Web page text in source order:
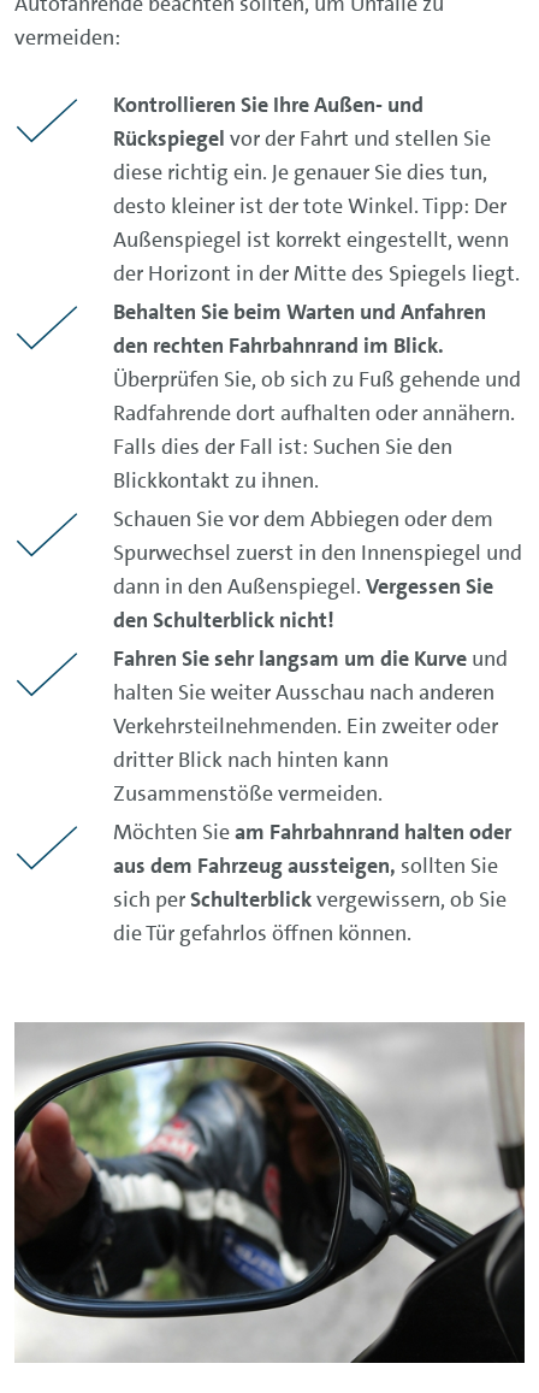
vermeiden:
Kontrollieren Sie Ihre Außen- und
Rückspiegel vor der Fahrt und stellen Sie
diese richtig ein. Je genauer Sie dies tun,
desto kleiner ist der tote Winkel. Tipp: Der
Außenspiegel ist korrekt eingestellt, wenn
der Horizont in der Mitte des Spiegels liegt.
Behalten Sie beim Warten und Anfahren
den rechten Fahrbahnrand im Blick.
Überprüfen Sie, ob sich zu Fuß gehende und
Radfahrende dort aufhalten oder annähern.
Falls dies der Fall ist: Suchen Sie den
Blickkontakt zu ihnen.
Schauen Sie vor dem Abbiegen oder dem
Spurwechsel zuerst in den Innenspiegel und
dann in den Außenspiegel. Vergessen Sie
den Schulterblick nicht!
Fahren Sie sehr langsam um die Kurve und
halten Sie weiter Ausschau nach anderen
Verkehrsteilnehmenden. Ein zweiter oder
dritter Blick nach hinten kann
Zusammenstöße vermeiden.
Möchten Sieam Fahrbahnrand halten oder
aus dem Fahrzeug aussteigen, sollten Sie
sich perSchulterblickvergewissern, ob Sie
die Tür gefahrlos öffnen können.